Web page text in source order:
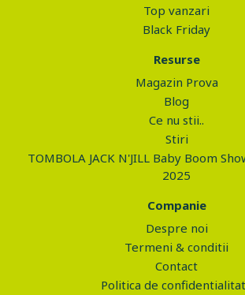
Top vanzari
Black Friday
Resurse
Magazin Prova
Blog
Ce nu stii..
Stiri
TOMBOLA JACK N'JILL Baby Boom
2025
Companie
Despre noi
Termeni & conditii
Contact
Politica de